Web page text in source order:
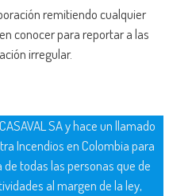
remitiendo cualquier
conocer para reportar a las
irregular.
SA y hace un llamado
Incendios en Colombia para
todas las personas que de
al margen de la ley,